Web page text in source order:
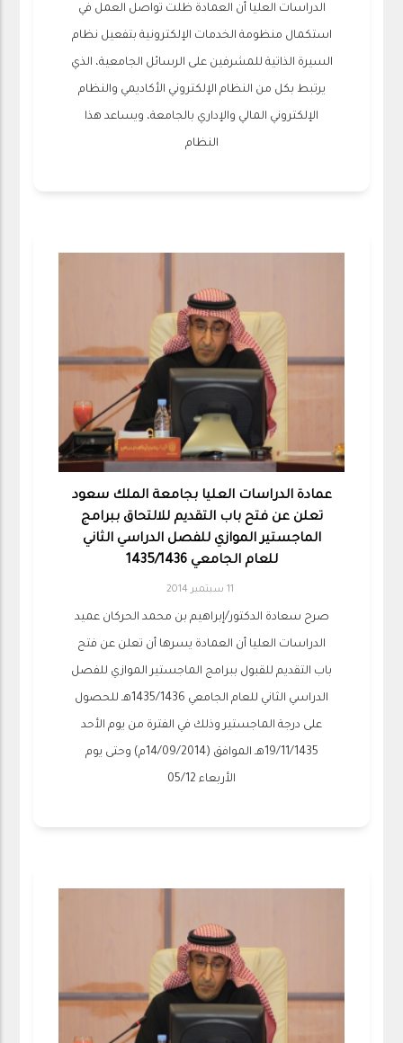
الدراسات العليا أن العمادة ظلت تواصل العمل في
استكمال منظومة الخدمات الإلكترونية بتفعيل نظام
السيرة الذاتية للمشرفين على الرسائل الجامعية، الذي
يرتبط بكل من النظام الإلكتروني الأكاديمي والنظام
الإلكتروني المالي والإداري بالجامعة، ويساعد هذا
النظام
عمادة الدراسات العليا بجامعة الملك سعود
تعلن عن فتح باب التقديم للالتحاق ببرامج
الماجستير الموازي للفصل الدراسي الثاني
للعام الجامعي 1435/1436
11 سبتمبر 2014
صرح سعادة الدكتور/إبراهيم بن محمد الحركان عميد
الدراسات العليا أن العمادة يسرها أن تعلن عن فتح
باب التقديم للقبول ببرامج الماجستير الموازي للفصل
الدراسي الثاني للعام الجامعي 1435/1436هـ للحصول
على درجة الماجستير وذلك في الفترة من يوم الأحد
19/11/1435هـ الموافق (14/09/2014م) وحتى يوم
الأربعاء 05/12